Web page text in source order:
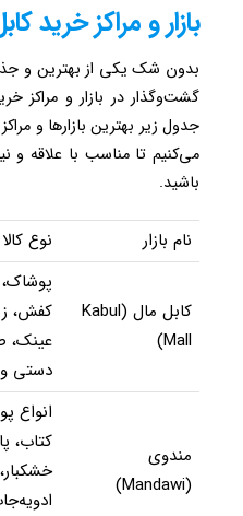
بازار و مراکز خرید
بدون شک یکی از بهترین و
گشت‌وگذار در بازار و مراکز
جدول زیر بهترین بازارها و
می‌کنیم تا مناسب با علاقه و
باشید.
نام بازار نوع کالا
کابل مال (Kabul
Mall)
کفش،
عینک،
دستی
مندوی
(Mandawi)
انواع
کتاب،
خشکبار،